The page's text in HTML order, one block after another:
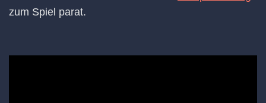
zum Spiel parat.